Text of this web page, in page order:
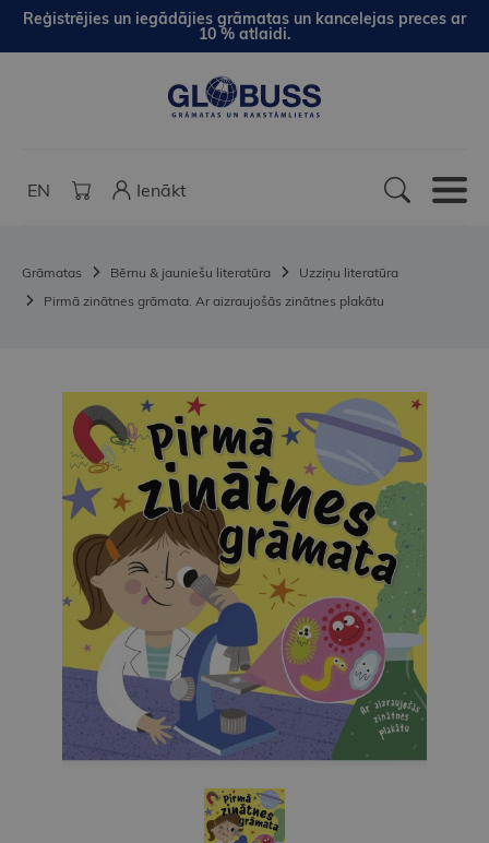
Reģistrējies un iegādājies grāmatas un kancelejas preces ar
10 % atlaidi.
EN Ienākt
Grāmatas Bērnu & jauniešu literatūra
Uzziņu literatūra
Pirmā zinātnes grāmata. Ar aizraujošās zinātnes plakātu